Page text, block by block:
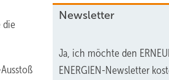
die
Newsletter
Ja, ich möchte den
ENERGIEN-Newsletter